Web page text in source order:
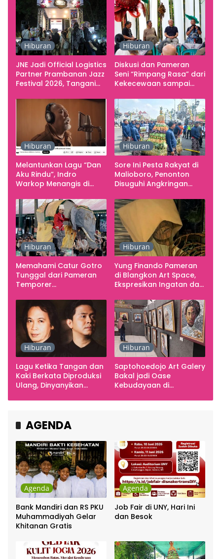
Hiburan
JNE Jadi Official Logistics
Partner Prambanan Jazz
Festival 2026, Tangani
Kebutuhan Konser
Hiburan
Diskusi dan Pameran
Seni “Rimpang Rasa” dari
Kekecewaan sampai
Yogyakarta sebagai
Pusat Pergerakan Seni
Rupa Indonesia
Hiburan
Melantunkan Lagu “Dan
Aku Rindu”, Indro
Warkop Menangis di
Hiburan
Sore Ini Pesta Rakyat di
Malioboro, Penonton
Disuguhi Angkringan
Hiburan
Memahami Catur Gotro
Tunggal dari Pameran
Temporer
Hiburan
Yung Finando Pameran
di Blangkon Art Space,
Ekspresikan Ingatan dan
Hiburan
Lagu Ketika Tangan dan
Kaki Berkata Diproduksi
Ulang, Dinyanyikan
Chrisye
Hiburan
Saptohoedojo Art Galery
Bakal jadi Oase
Kebudayaan di
AGENDA
Agenda
Bank Mandiri dan RS PKU
Muhammadiyah Gelar
Khitanan Gratis
Agenda
Job Fair di UNY, Hari Ini
dan Besok